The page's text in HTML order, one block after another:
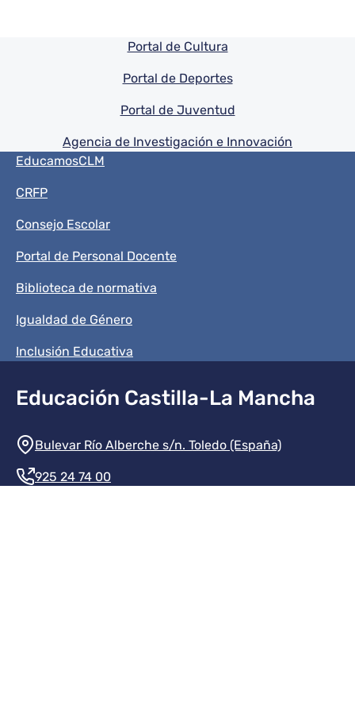
Pie de pagina información
Portal de Cultura
Portal de Deportes
Portal de Juventud
Agencia de Investigación e Innovación
Menú del pie
EducamosCLM
CRFP
Consejo Escolar
Portal de Personal Docente
Biblioteca de normativa
Igualdad de Género
Inclusión Educativa
Educación Castilla-La Mancha
Información de la institución
Bulevar Río Alberche s/n. Toledo (España)
925 24 74 00